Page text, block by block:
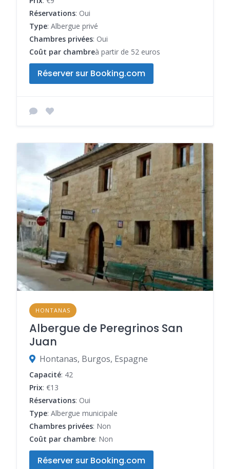
Réservations: Oui
Type: Albergue privé
Chambres privées: Oui
Coût par chambreà partir de 52 euros
Réserver sur Booking.com
HONTANAS
Albergue de Peregrinos San
Juan
Hontanas, Burgos, Espagne
Capacité: 42
Prix: €13
Réservations: Oui
Type: Albergue municipale
Chambres privées: Non
Coût par chambre: Non
Réserver sur Booking.com